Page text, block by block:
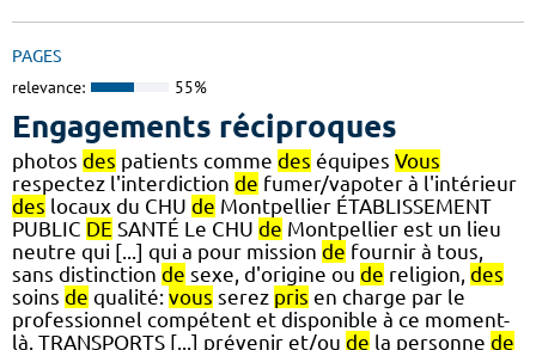
PAGES
relevance: 55%
Engagements réciproques
photos des patients comme des équipes Vous
respectez l'interdiction de fumer/vapoter à l'intérieur
des locaux du CHU de Montpellier ÉTABLISSEMENT
PUBLIC DE SANTÉ Le CHU de Montpellier est un lieu
neutre qui [...] qui a pour mission de fournir à tous,
sans distinction de sexe, d'origine ou de religion, des
soins de qualité: vous serez pris en charge par le
professionnel compétent et disponible à ce moment-
là. TRANSPORTS [...] prévenir et/ou de la personne de